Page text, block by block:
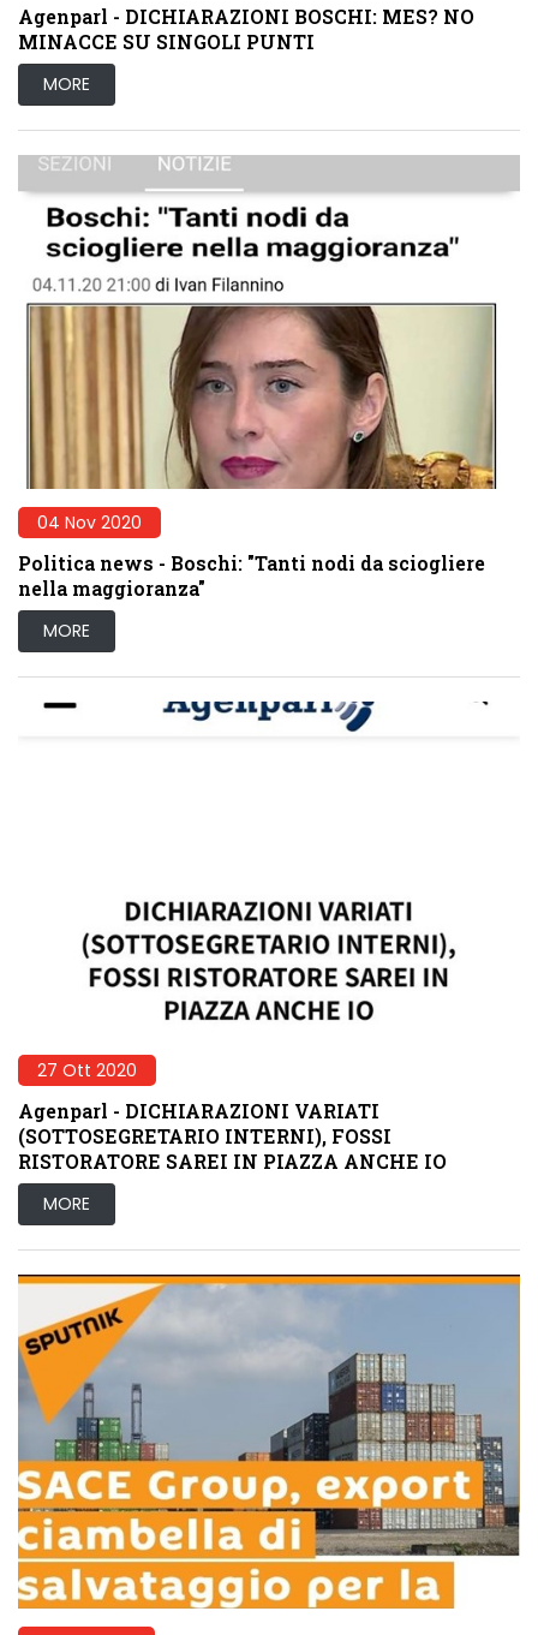
Agenparl - DICHIARAZIONI BOSCHI: MES? NO
MINACCE SU SINGOLI PUNTI
MORE
04 Nov 2020
Politica news - Boschi: "Tanti nodi da sciogliere
nella maggioranza"
MORE
27 Ott 2020
Agenparl - DICHIARAZIONI VARIATI
(SOTTOSEGRETARIO INTERNI), FOSSI
RISTORATORE SAREI IN PIAZZA ANCHE IO
MORE